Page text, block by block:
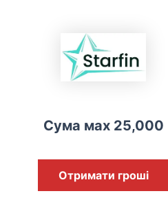
Сума мах 25,000
Отримати гроші